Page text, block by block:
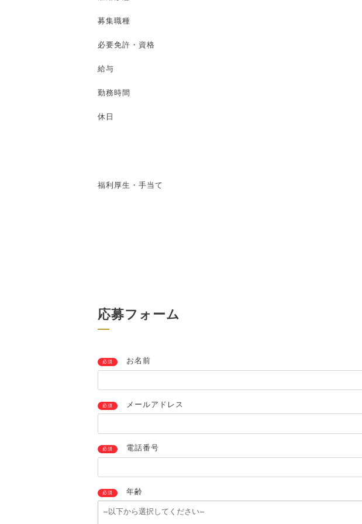
募集職種
必要免許・資格
給与
勤務時間
休日
福利厚生・手当て
応募フォーム
必須 お名前
必須 メールアドレス
必須 電話番号
必須 年齢